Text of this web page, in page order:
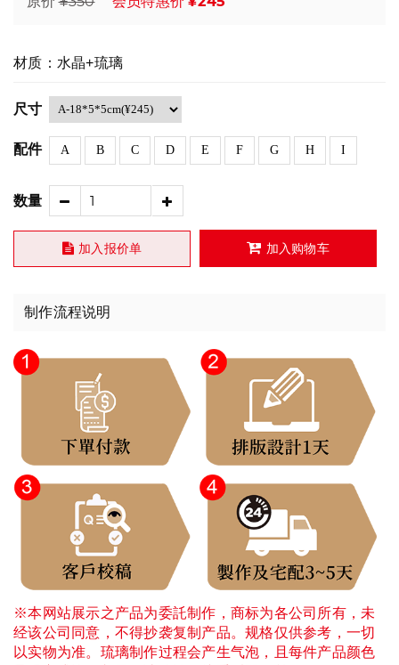
材质：水晶+琉璃
尺寸
配件 A B C D E F G H I
数量
加入报价单 加入购物车
制作流程说明
※本网站展示之产品为委託制作，商标为各公司所有，未
经该公司同意，不得抄袭复制产品。规格仅供参考，一切
以实物为准。琉璃制作过程会产生气泡，且每件产品颜色